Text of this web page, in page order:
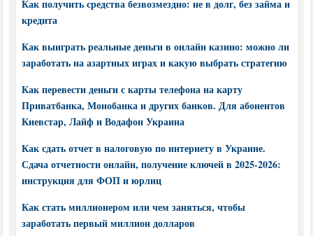
Как получить средства безвозмездно: не в долг, без займа и
кредита
Как выиграть реальные деньги в онлайн казино: можно ли
заработать на азартных играх и какую выбрать стратегию
Как перевести деньги с карты телефона на карту
Приватбанка, Монобанка и других банков. Для абонентов
Киевстар, Лайф и Водафон Украина
Как сдать отчет в налоговую по интернету в Украине.
Сдача отчетности онлайн, получение ключей в 2025-2026:
инструкция для ФОП и юрлиц
Как стать миллионером или чем заняться, чтобы
заработать первый миллион долларов